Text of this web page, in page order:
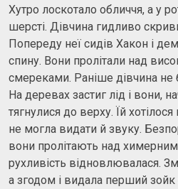
Хутро лоскотало обличчя, а у
шерсті. Дівчина гидливо
Попереду неї сидів Хакон і
спину. Вони пролітали над
смереками. Раніше дівчина не
На деревах застиг лід і вони,
тягнулися до верху. Їй
не могла видати й звуку.
вони пролітають над
рухливість відновлювалася.
а згодом і видала перший